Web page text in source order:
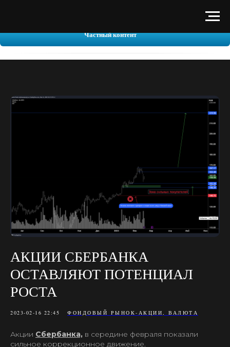
Частный контент
АКЦИИ СБЕРБАНКА
ОСТАВЛЯЮТ ПОТЕНЦИАЛ
РОСТА
2023-02-16 22:45 ФОНДОВЫЙ РЫНОК-АКЦИИ, ВАЛЮТА
Акции Сбербанка, в середине февраля показали
сильное коррекционное движение.